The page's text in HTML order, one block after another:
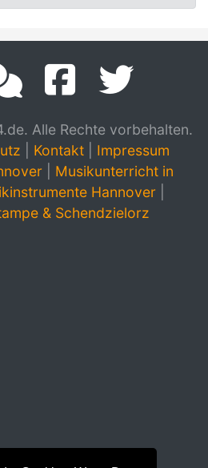
Alle Rechte vorbehalten.
Kontakt
Impressum
Musikunterricht in
Hannover
& Schendzielorz